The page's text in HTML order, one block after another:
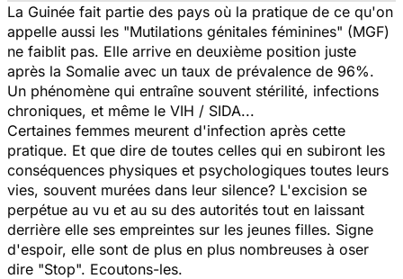
La Guinée fait partie des pays où la pratique de ce qu'on
appelle aussi les "Mutilations génitales féminines" (MGF)
ne faiblit pas. Elle arrive en deuxième position juste
après la Somalie avec un taux de prévalence de 96%.
Un phénomène qui entraîne souvent stérilité, infections
chroniques, et même le VIH / SIDA...
Certaines femmes meurent d'infection après cette
pratique. Et que dire de toutes celles qui en subiront les
conséquences physiques et psychologiques toutes leurs
vies, souvent murées dans leur silence? L'excision se
perpétue au vu et au su des autorités tout en laissant
derrière elle ses empreintes sur les jeunes filles. Signe
d'espoir, elle sont de plus en plus nombreuses à oser
dire "Stop". Ecoutons-les.